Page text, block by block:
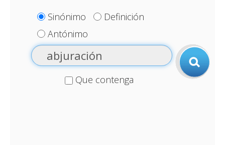
Sinónimo
Definición
Antónimo
Que contenga